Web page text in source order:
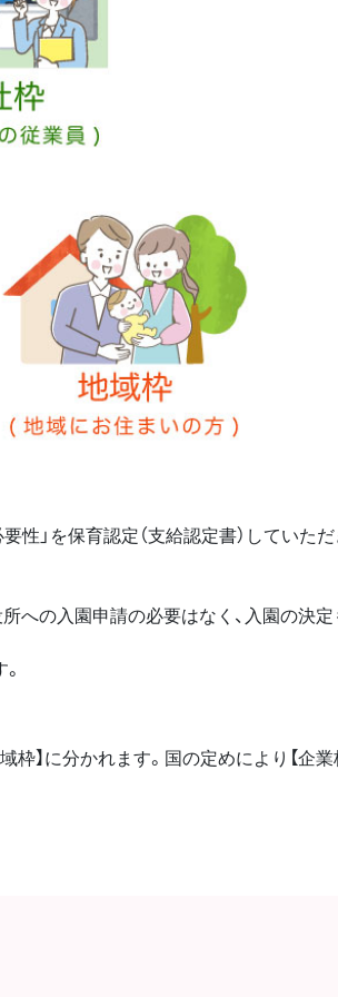
」を保育認定（支給認定書）していただ
への入園申請の必要はなく、入園の決定
】に分かれます。国の定めにより【企業